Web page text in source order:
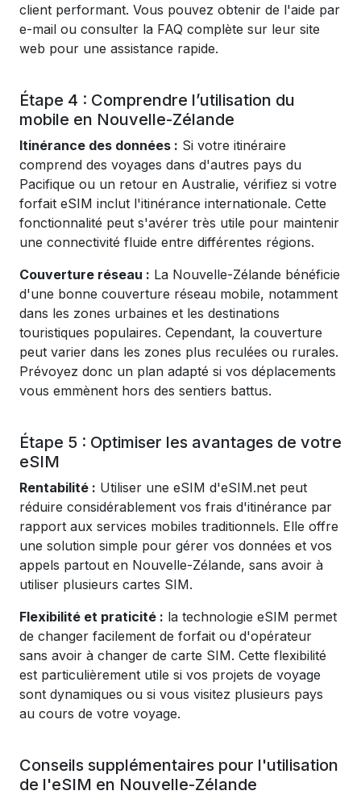
client performant. Vous pouvez obtenir de l'aide par
e-mail ou consulter la FAQ complète sur leur site
web pour une assistance rapide.
Étape 4 : Comprendre l’utilisation du
mobile en Nouvelle-Zélande
Itinérance des données : Si votre itinéraire
comprend des voyages dans d'autres pays du
Pacifique ou un retour en Australie, vérifiez si votre
forfait eSIM inclut l'itinérance internationale. Cette
fonctionnalité peut s'avérer très utile pour maintenir
une connectivité fluide entre différentes régions.
Couverture réseau : La Nouvelle-Zélande bénéficie
d'une bonne couverture réseau mobile, notamment
dans les zones urbaines et les destinations
touristiques populaires. Cependant, la couverture
peut varier dans les zones plus reculées ou rurales.
Prévoyez donc un plan adapté si vos déplacements
vous emmènent hors des sentiers battus.
Étape 5 : Optimiser les avantages de votre
eSIM
Rentabilité : Utiliser une eSIM d'eSIM.net peut
réduire considérablement vos frais d'itinérance par
rapport aux services mobiles traditionnels. Elle offre
une solution simple pour gérer vos données et vos
appels partout en Nouvelle-Zélande, sans avoir à
utiliser plusieurs cartes SIM.
Flexibilité et praticité : la technologie eSIM permet
de changer facilement de forfait ou d'opérateur
sans avoir à changer de carte SIM. Cette flexibilité
est particulièrement utile si vos projets de voyage
sont dynamiques ou si vous visitez plusieurs pays
au cours de votre voyage.
Conseils supplémentaires pour l'utilisation
de l'eSIM en Nouvelle-Zélande